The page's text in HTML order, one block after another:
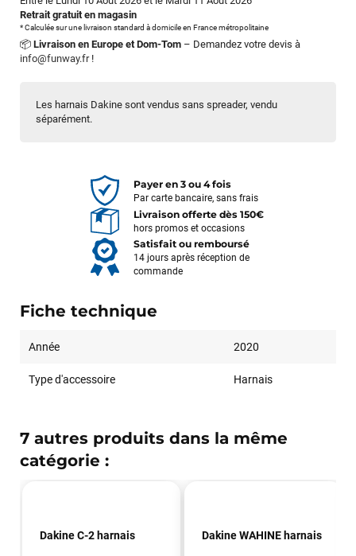
Les harnais Dakine sont vendus sans spreader, vendu
séparément.
Retrait gratuit en magasin
* Calculée sur une livraison standard à domicile en France métropolitaine
📦 Livraison en Europe et Dom-Tom – Demandez votre devis à
info@funway.fr!
Payer en 3 ou 4 fois
Par carte bancaire, sans frais
Livraison offerte dès 150€
hors promos et occasions
Satisfait ou remboursé
14 jours après réception de
commande
Fiche technique
Année 2020
Type d'accessoire Harnais
7 autres produits dans la même
catégorie :
Dakine C-2 harnais Dakine WAHINE harnais